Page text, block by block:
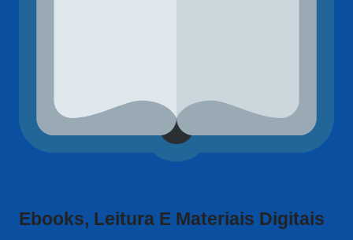
Ebooks, Leitura E Materiais Digitais